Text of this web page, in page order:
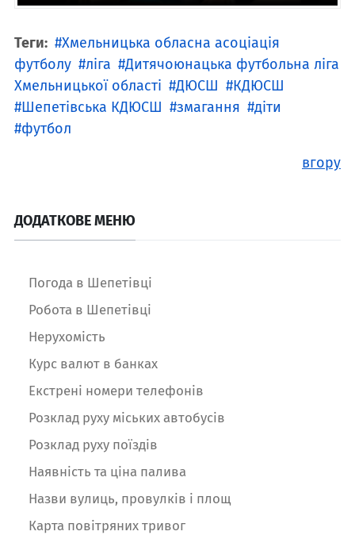
Теги:
Хмельницька обласна асоціація
футболу
ліга
Дитячоюнацька футбольна ліга
Хмельницької області
ДЮСШ
КДЮСШ
Шепетівська КДЮСШ
змагання
діти
футбол
вгору
ДОДАТКОВЕ МЕНЮ
Погода в Шепетівці
Робота в Шепетівці
Нерухомість
Курс валют в банках
Екстрені номери телефонів
Розклад руху міських автобусів
Розклад руху поїздів
Наявність та ціна палива
Назви вулиць, провулків і площ
Карта повітряних тривог